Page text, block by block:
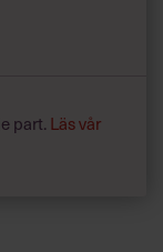
part. Läs vår